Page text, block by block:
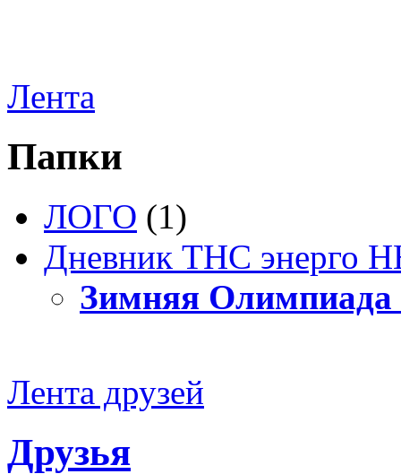
Лента
Папки
ЛОГО (1)
Дневник ТНС энерго
Зимняя
Лента друзей
Друзья